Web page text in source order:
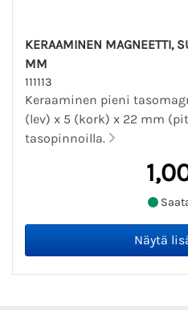
KERAAMINEN MAGNEETTI,
MM
111113
Keraaminen pieni
(lev) x 5 (kork) x 22 mm
tasopinnoilla.